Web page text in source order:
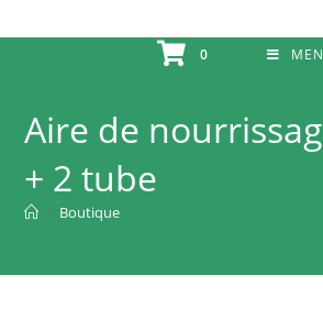
0
Aire de
+ 2 tube
> Boutique